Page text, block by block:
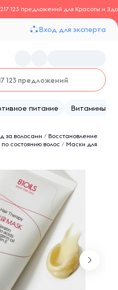
123 предложений для Красоты и
Вход для эксперта
питание Витамины
за волосами / Восстановление
состоянию волос / Маски для